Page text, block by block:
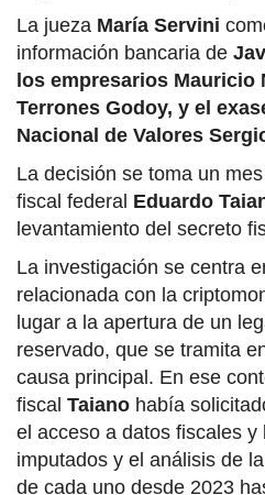
La jueza María Servini
información bancaria de
los empresarios Mauricio
Terrones Godoy, y el
Nacional de Valores
La decisión se toma un
fiscal federal Eduardo
levantamiento del secreto
La investigación se centra
relacionada con la
lugar a la apertura de un
reservado, que se tramita
causa principal. En ese
fiscal Taiano había
el acceso a datos fiscales y
imputados y el análisis de
de cada uno desde 2023